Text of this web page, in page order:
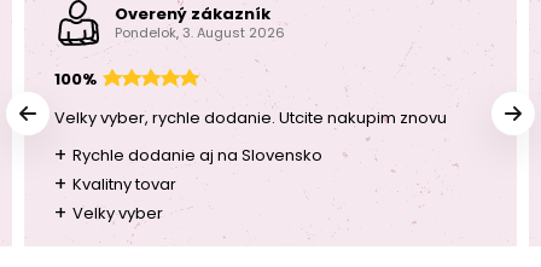
Overený zákazník
Pondelok, 3. August 2026
100%
Velky vyber, rychle dodanie. Utcite nakupim znovu
+ Rychle dodanie aj na Slovensko
+ Kvalitny tovar
+ Velky vyber